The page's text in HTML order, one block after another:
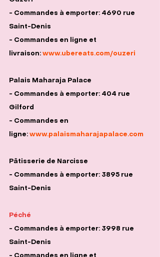
- Commandes à emporter: 4690 rue
Saint-Denis
- Commandes en ligne et
livraison: www.ubereats.com/ouzeri
Palais Maharaja Palace
- Commandes à emporter: 404 rue
Gilford
- Commandes en
ligne: www.palaismaharajapalace.com
Pâtisserie de Narcisse
- Commandes à emporter: 3895 rue
Saint-Denis
Péché
- Commandes à emporter: 3998 rue
Saint-Denis